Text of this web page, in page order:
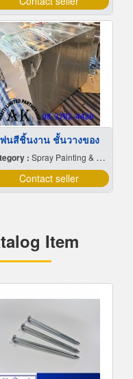
นสีชิ้นงาน ชั้นวางของ
: Spray Painting & Finishing
Contact seller
Item